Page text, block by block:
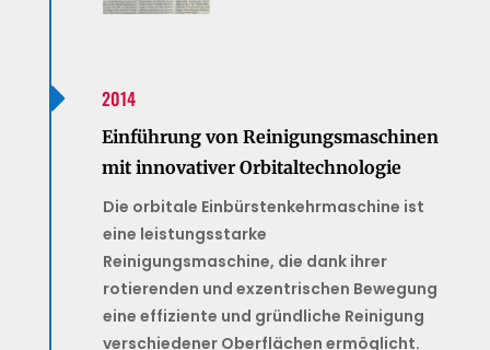
 2014
Einführung von Reinigungsmaschinen
mit innovativer Orbitaltechnologie
Die orbitale Einbürstenkehrmaschine ist
eine leistungsstarke
Reinigungsmaschine, die dank ihrer
rotierenden und exzentrischen Bewegung
eine effiziente und gründliche Reinigung
verschiedener Oberflächen ermöglicht.